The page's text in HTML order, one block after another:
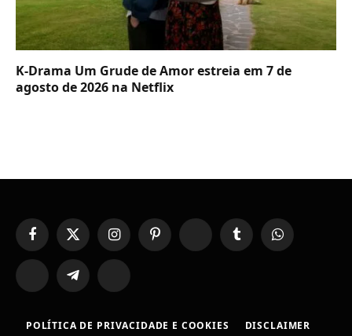
K-Drama Um Grude de Amor estreia em 7 de
agosto de 2026 na Netflix
FacebookX
(Twitter)
InstagramPinterest YouTubeTumblr WhatsApp
TikTok Telegram Threads
POLÍTICA DE PRIVACIDADE E COOKIES DISCLAIMER